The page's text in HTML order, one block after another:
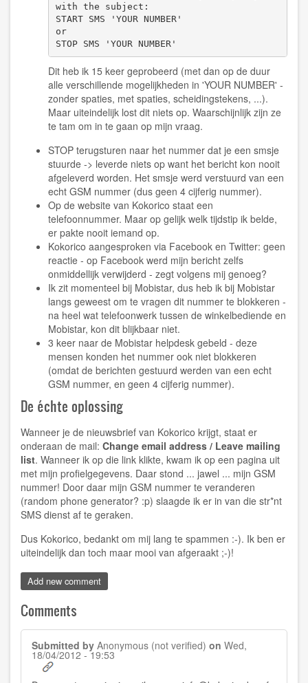
with the subject:
START SMS 'YOUR NUMBER'
or
STOP SMS 'YOUR NUMBER'
Dit heb ik 15 keer geprobeerd (met dan op de duur
alle verschillende mogelijkheden in 'YOUR NUMBER' -
zonder spaties, met spaties, scheidingstekens, ...).
Maar uiteindelijk lost dit niets op. Waarschijnlijk zijn ze
te tam om in te gaan op mijn vraag.
STOP terugsturen naar het nummer dat je een smsje
stuurde -> leverde niets op want het bericht kon nooit
afgeleverd worden. Het smsje werd verstuurd van een
echt GSM nummer (dus geen 4 cijferig nummer).
Op de website van Kokorico staat een
telefoonnummer. Maar op gelijk welk tijdstip ik belde,
er pakte nooit iemand op.
Kokorico aangesproken via Facebook en Twitter: geen
reactie - op Facebook werd mijn bericht zelfs
onmiddellijk verwijderd - zegt volgens mij genoeg?
Ik zit momenteel bij Mobistar, dus heb ik bij Mobistar
langs geweest om te vragen dit nummer te blokkeren -
na heel wat telefoonwerk tussen de winkelbediende en
Mobistar, kon dit blijkbaar niet.
3 keer naar de Mobistar helpdesk gebeld - deze
mensen konden het nummer ook niet blokkeren
(omdat de berichten gestuurd werden van een echt
GSM nummer, en geen 4 cijferig nummer).
De échte oplossing
Wanneer je de nieuwsbrief van Kokorico krijgt, staat er
onderaan de mail: Change email address / Leave mailing
list. Wanneer ik op die link klikte, kwam ik op een pagina uit
met mijn profielgegevens. Daar stond ... jawel ... mijn GSM
nummer! Door daar mijn GSM nummer te veranderen
(random phone generator? :p) slaagde ik er in van die str*nt
SMS dienst af te geraken.
Dus Kokorico, bedankt om mij lang te spammen :-). Ik ben er
uiteindelijk dan toch maar mooi van afgeraakt ;-)!
Add new comment
Comments
Submitted by Anonymous (not verified) on Wed,
18/04/2012 - 19:53